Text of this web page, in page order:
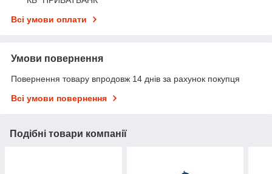
Всі умови оплати
Умови повернення
Повернення товару впродовж 14 днів за рахунок покупця
Всі умови повернення
Подібні товари компанії